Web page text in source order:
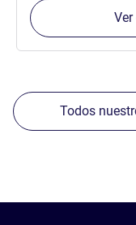
Ver
Todos